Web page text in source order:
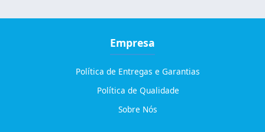
Empresa
Política de Entregas e Garantias
Política de Qualidade
Sobre Nós